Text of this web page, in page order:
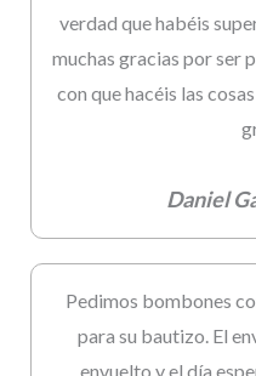
verdad que habéis
muchas gracias por ser
con que hacéis las
Daniel
Pedimos bombones
para su bautizo. El
envuelto y el día